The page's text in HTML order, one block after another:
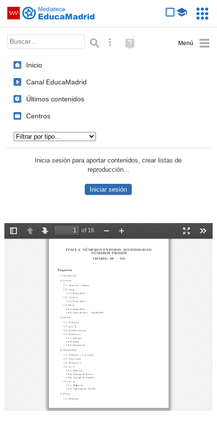
Saltar navegación
Palabra o frase: Búsqueda avanzada
Ayuda
(en
Inicio
Canal EducaMadrid
Últimos contenidos
Centros
Inicia sesión para aportar contenidos, crear listas de
reproducción...
Iniciar sesión